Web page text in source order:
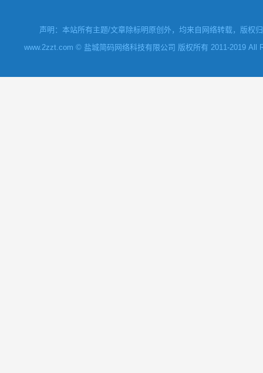
声明：本站所有主题/文章除标明原创外，均来自网络转载，版权
www.2zzt.com © 盐城简码网络科技有限公司 版权所有 2011-2019